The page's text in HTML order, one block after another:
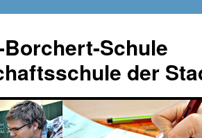
Schule
der